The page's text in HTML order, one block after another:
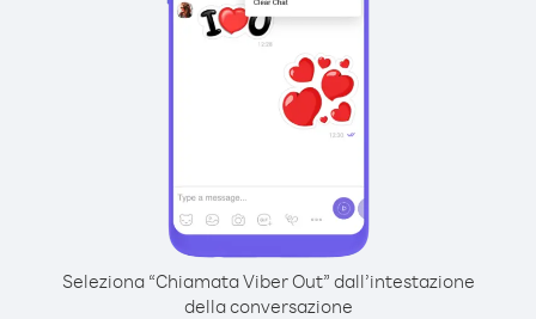
Seleziona “Chiamata Viber Out” dall’intestazione
della conversazione